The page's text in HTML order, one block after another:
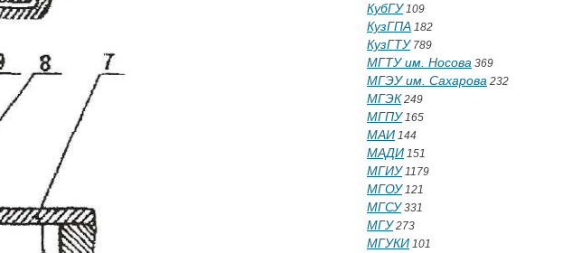
КубГУ109
КузГПА 182
КузГТУ789
МГТУ им. Носова 369
МГЭУ им. Сахарова 232
МГЭК 249
МГПУ165
МАИ 144
МАДИ 151
МГИУ1179
МГОУ121
МГСУ331
МГУ273
МГУКИ 101